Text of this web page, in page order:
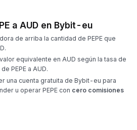
a AUD en Bybit-eu
de arriba la cantidad de PEPE que
equivalente en AUD según la tasa de
PEPE a AUD.
una cuenta gratuita de Bybit-eu para
u operar PEPE con cero comisiones